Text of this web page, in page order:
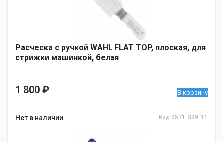
Расческа с ручкой WAHL FLAT TOP, плоская, для
стрижки машинкой, белая
1 800 ₽ В корзину
Нет в наличии Код 0571-339-11